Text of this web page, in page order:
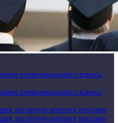
первоначального взноса
первоначального взноса
льготную ипотеку россиян
льготную ипотеку россиян